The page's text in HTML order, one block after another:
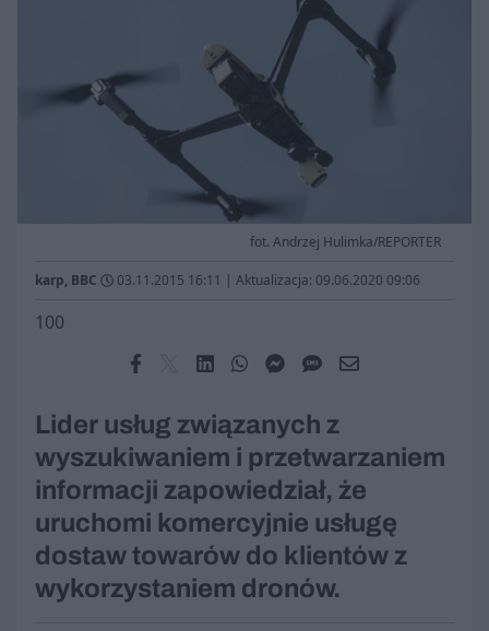
fot. Andrzej Hulimka/REPORTER
karp, BBC 03.11.2015 16:11 | Aktualizacja: 09.06.2020 09:06
100
Lider usług związanych z
wyszukiwaniem i przetwarzaniem
informacji zapowiedział, że
uruchomi komercyjnie usługę
dostaw towarów do klientów z
wykorzystaniem dronów.